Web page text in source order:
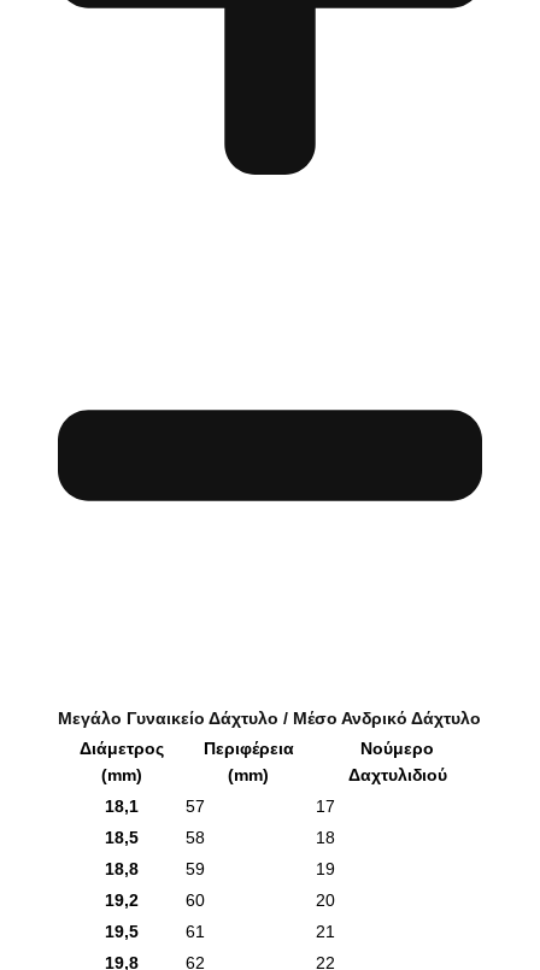
Μεγάλο Γυναικείο Δάχτυλο / Μέσο Ανδρικό Δάχτυλο
Διάμετρος
(mm)
Περιφέρεια
(mm)
Νούμερο
Δαχτυλιδιού
18,1
57
17
18,5
58
18
18,8
59
19
19,2
60
20
19,5
61
21
19,8
62
22